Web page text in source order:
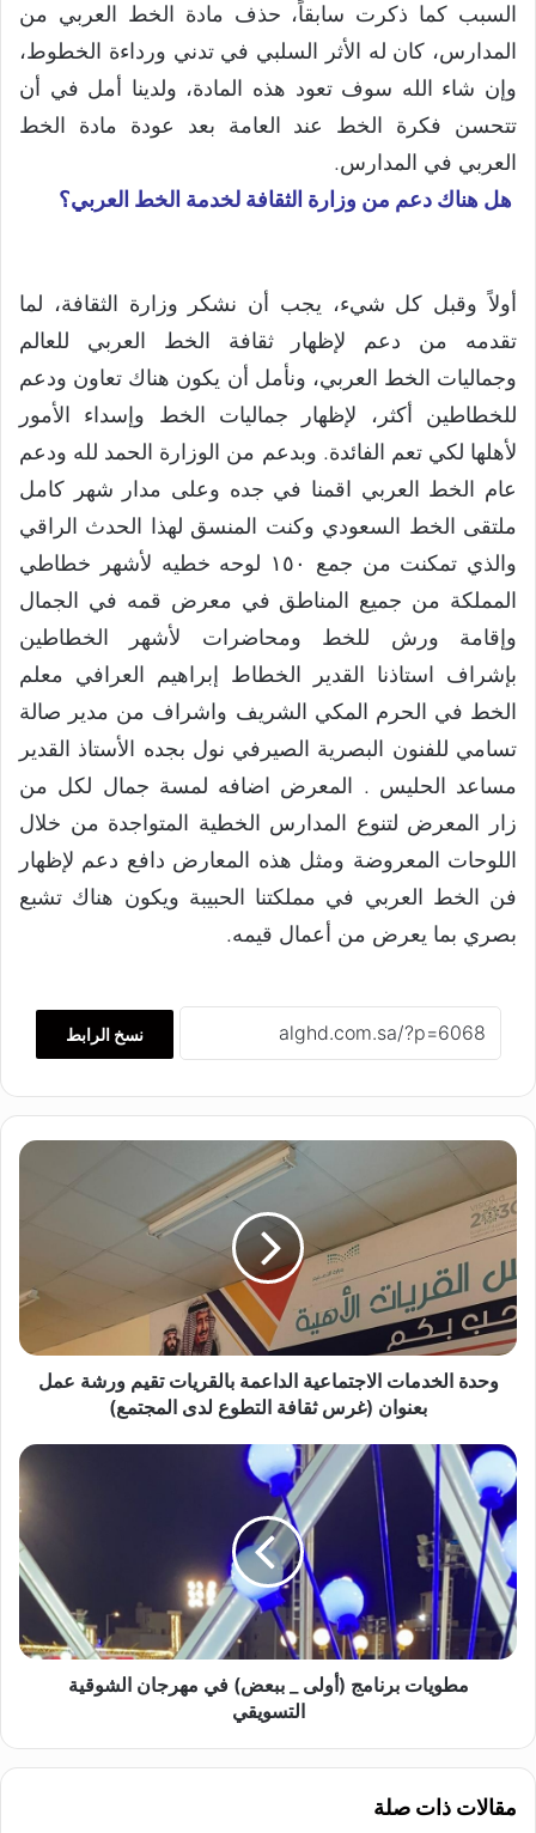
السبب كما ذكرت سابقاً، حذف مادة الخط العربي من
المدارس، كان له الأثر السلبي في تدني ورداءة الخطوط،
وإن شاء الله سوف تعود هذه المادة، ولدينا أمل في أن
تتحسن فكرة الخط عند العامة بعد عودة مادة الخط
العربي في المدارس.
هل هناك دعم من وزارة الثقافة لخدمة الخط العربي؟
أولاً وقبل كل شيء، يجب أن نشكر وزارة الثقافة، لما
تقدمه من دعم لإظهار ثقافة الخط العربي للعالم
وجماليات الخط العربي، ونأمل أن يكون هناك تعاون ودعم
للخطاطين أكثر، لإظهار جماليات الخط وإسداء الأمور
لأهلها لكي تعم الفائدة. وبدعم من الوزارة الحمد لله ودعم
عام الخط العربي اقمنا في جده وعلى مدار شهر كامل
ملتقى الخط السعودي وكنت المنسق لهذا الحدث الراقي
والذي تمكنت من جمع ١٥٠ لوحه خطيه لأشهر خطاطي
المملكة من جميع المناطق في معرض قمه في الجمال
وإقامة ورش للخط ومحاضرات لأشهر الخطاطين
بإشراف استاذنا القدير الخطاط إبراهيم العرافي معلم
الخط في الحرم المكي الشريف واشراف من مدير صالة
تسامي للفنون البصرية الصيرفي نول بجده الأستاذ القدير
مساعد الحليس . المعرض اضافه لمسة جمال لكل من
زار المعرض لتنوع المدارس الخطية المتواجدة من خلال
اللوحات المعروضة ومثل هذه المعارض دافع دعم لإظهار
فن الخط العربي في مملكتنا الحبيبة ويكون هناك تشبع
بصري بما يعرض من أعمال قيمه.
نسخ الرابط
و
د
ة
ل
خ
د
م
ل
ا
ج
ت
ا
ع
ي
ة
م
وحدة الخدمات الاجتماعية الداعمة بالقريات تقيم ورشة عمل
بعنوان (غرس ثقافة التطوع لدى المجتمع)
م
ط
ي
ت
ب
ر
ن
و
مطويات برنامج (أولى _ ببعض) في مهرجان الشوقية
التسويقي
مقالات ذات صلة